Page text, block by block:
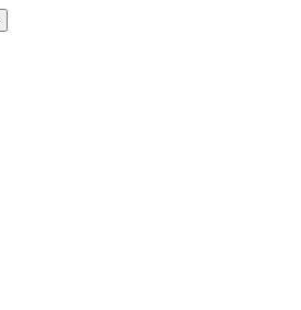
gaan